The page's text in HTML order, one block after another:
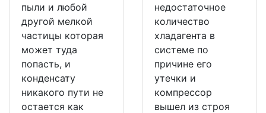
пыли и любой
другой мелкой
частицы которая
может туда
попасть, и
конденсату
никакого пути не
остается как
недостаточное
количество
хладагента в
системе по
причине его
утечки и
компрессор
вышел из строя